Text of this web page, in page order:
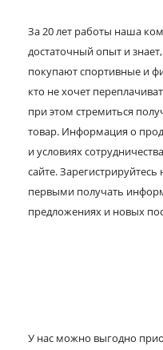
За 20 лет работы наша
достаточный опыт и
покупают спортивные и
кто не хочет
при этом стремиться
товар. Информация о
и условиях
сайте.
первыми получать
предложениях и новых
У нас можно выгодно